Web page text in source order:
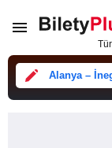
Alanya –